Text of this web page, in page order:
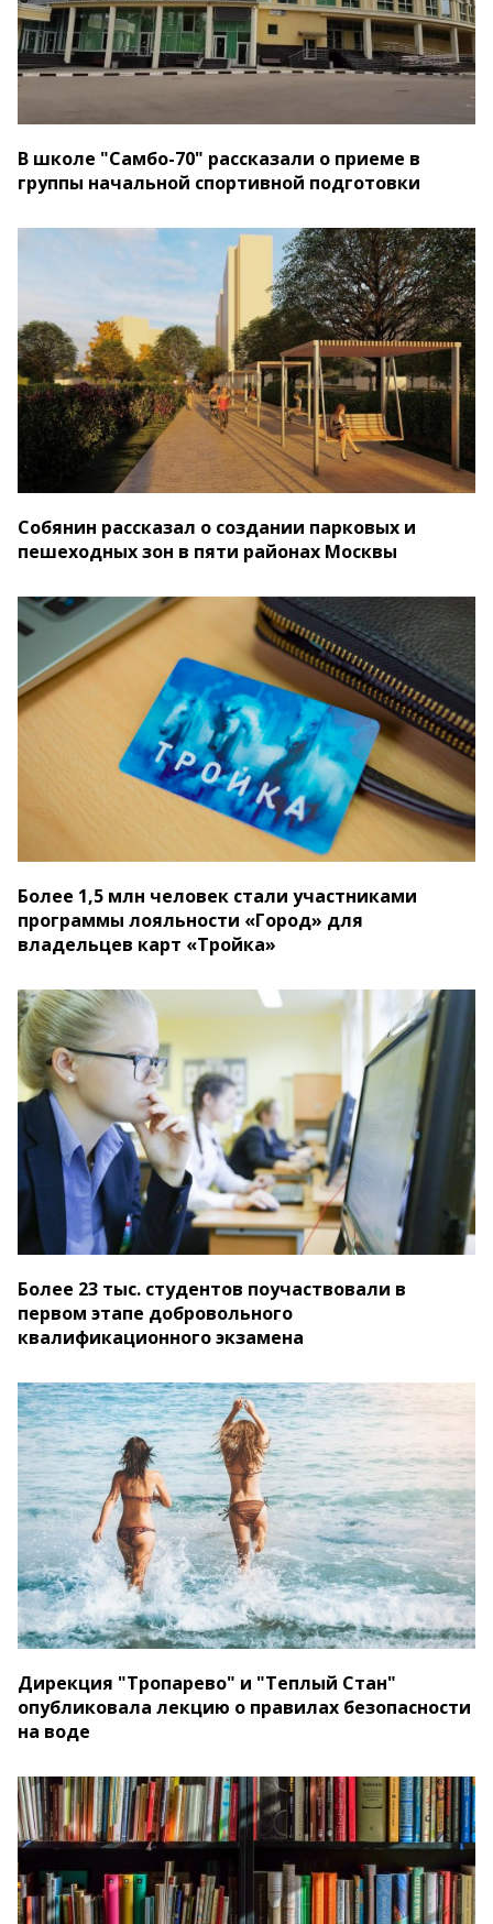
В школе "Самбо-70" рассказали о приеме в
группы начальной спортивной подготовки
Собянин рассказал о создании парковых и
пешеходных зон в пяти районах Москвы
Более 1,5 млн человек стали участниками
программы лояльности «Город» для
владельцев карт «Тройка»
Более 23 тыс. студентов поучаствовали в
первом этапе добровольного
квалификационного экзамена
Дирекция "Тропарево" и "Теплый Стан"
опубликовала лекцию о правилах безопасности
на воде